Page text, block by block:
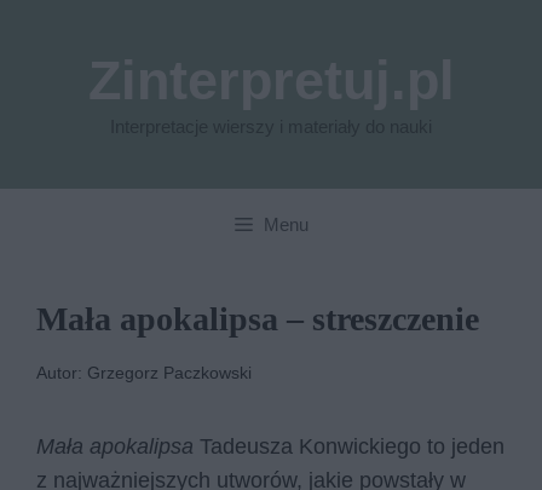
Menu
Mała apokalipsa – streszczenie
Autor: Grzegorz Paczkowski
Mała apokalipsa Tadeusza Konwickiego to jeden
z najważniejszych utworów, jakie powstały w